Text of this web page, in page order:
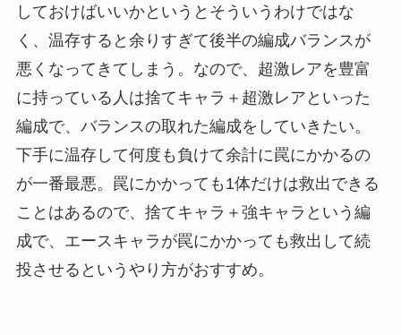
しておけばいいかというとそういうわけではな
く、温存すると余りすぎて後半の編成バランスが
悪くなってきてしまう。なので、超激レアを豊富
に持っている人は捨てキャラ＋超激レアといった
編成で、バランスの取れた編成をしていきたい。
下手に温存して何度も負けて余計に罠にかかるの
が一番最悪。罠にかかっても1体だけは救出できる
ことはあるので、捨てキャラ＋強キャラという編
成で、エースキャラが罠にかかっても救出して続
投させるというやり方がおすすめ。